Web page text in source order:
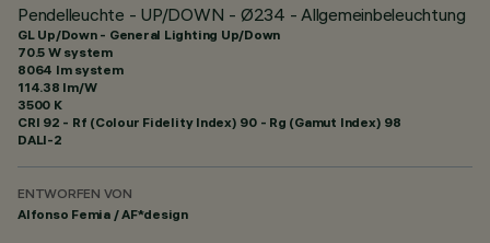
Pendelleuchte - UP/DOWN - Ø234 - Allgemeinbeleuchtung
GL Up/Down - General Lighting Up/Down
70.5 W system
8064 lm system
114.38 lm/W
3500 K
CRI 92 - Rf (Colour Fidelity Index) 90 - Rg (Gamut Index) 98
DALI-2
ENTWORFEN VON
Alfonso Femia / AF*design